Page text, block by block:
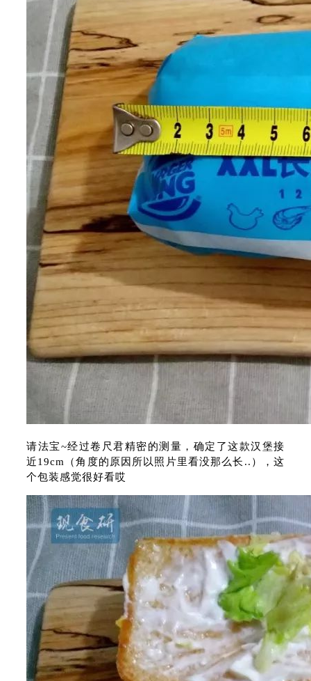
请法宝~经过卷尺君精密的测量，确定了这款汉堡接
近19cm（角度的原因所以照片里看没那么长..），这
个包装感觉很好看哎